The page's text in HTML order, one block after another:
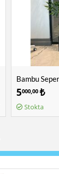
Bambu
5000,00 ₺
Stokta